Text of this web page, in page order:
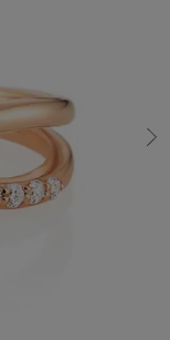
てのジュエリー